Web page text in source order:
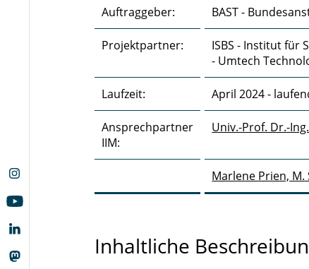
Auftraggeber: BAST -
Projektpartner:
ISBS - Institut für
- Umtech
Laufzeit: April 2024 -
Ansprechpartner
IIM:
Univ.-Prof. Dr.-
Marlene Prien, M.
Inhaltliche